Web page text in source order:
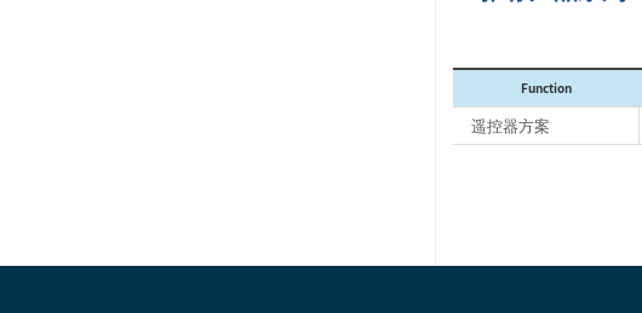
Function
遥控器方案